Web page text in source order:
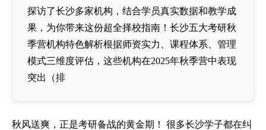
探访了长沙多家机构，结合学员真实数据和教学成
果，为你带来这份超全择校指南！长沙五大考研秋
季营机构特色解析根据师资实力、课程体系、管理
模式三维度评估，这些机构在2025年秋季营中表现
突出（排
秋风送爽，正是考研备战的黄金期！ 很多长沙学子都在纠